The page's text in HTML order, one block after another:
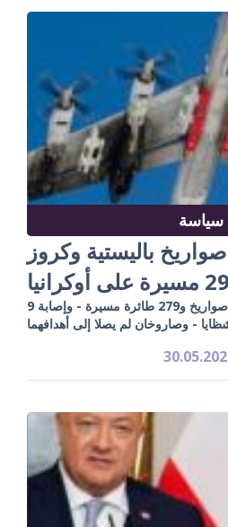
سياسة
باليستية وكروز
القوات الجوية: إسقاط 5 صواريخ و279 طائرة مسيرة - وإصابة 9